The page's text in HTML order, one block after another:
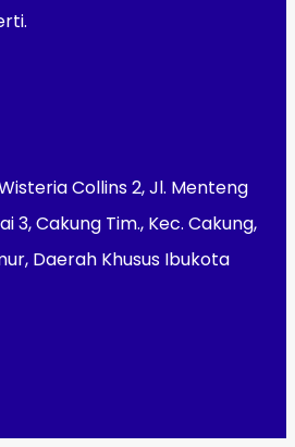
Collins 2, Jl. Menteng
3, Cakung Tim., Kec. Cakung,
Daerah Khusus Ibukota